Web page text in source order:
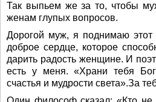
Так выпьем же за то, чтобы
женам глупых вопросов.
Дорогой муж, я поднимаю этот
доброе сердце, которое
дарить радость женщине. И
есть у меня. «Храни тебя
счастья и мудрости света».За